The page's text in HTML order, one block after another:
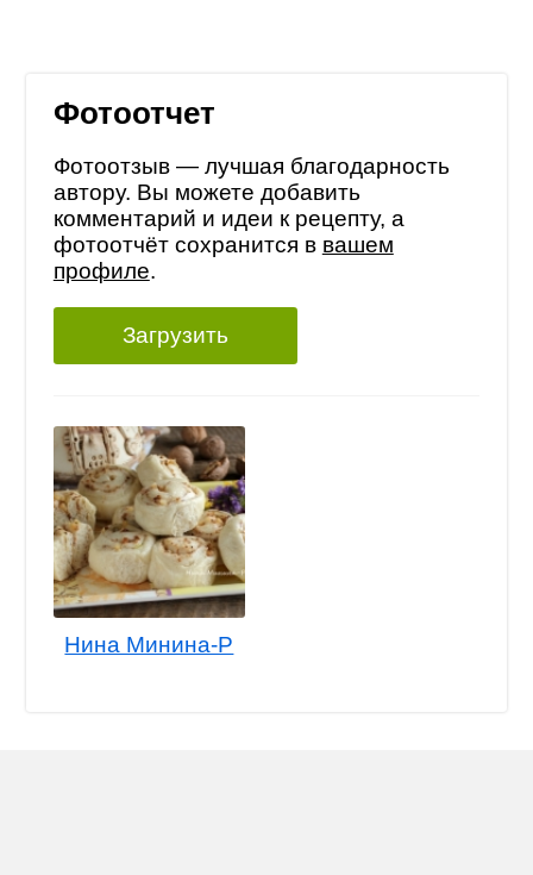
Фотоотчет
Фотоотзыв — лучшая благодарность
автору. Вы можете добавить
комментарий и идеи к рецепту, а
фотоотчёт сохранится в вашем
профиле.
Загрузить
Нина Минина-Р